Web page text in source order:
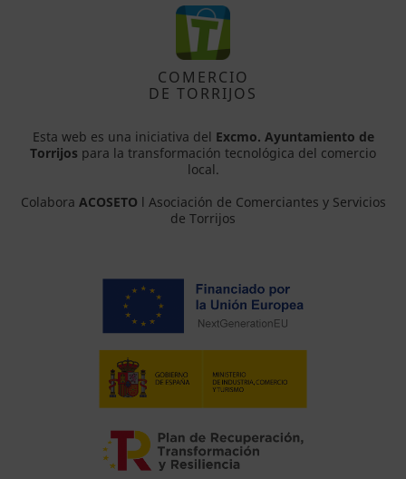
COMERCIO
DE TORRIJOS
Esta web es una iniciativa del Excmo. Ayuntamiento de
Torrijos para la transformación tecnológica del comercio
local.
Colabora ACOSETO l Asociación de Comerciantes y Servicios
de Torrijos